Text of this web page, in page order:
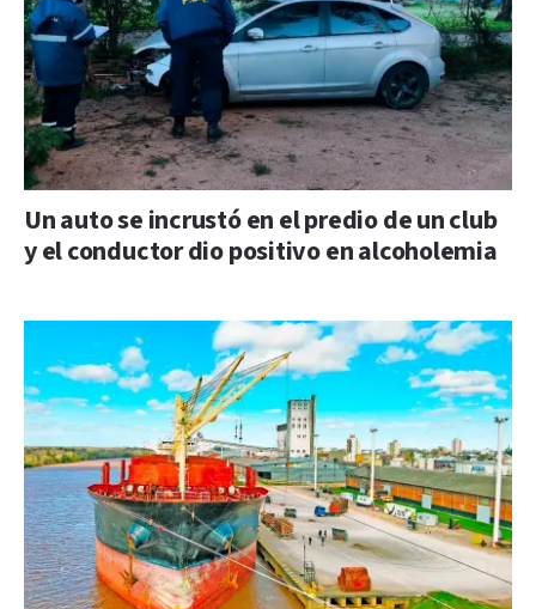
Un auto se incrustó en el predio de un club
y el conductor dio positivo en alcoholemia